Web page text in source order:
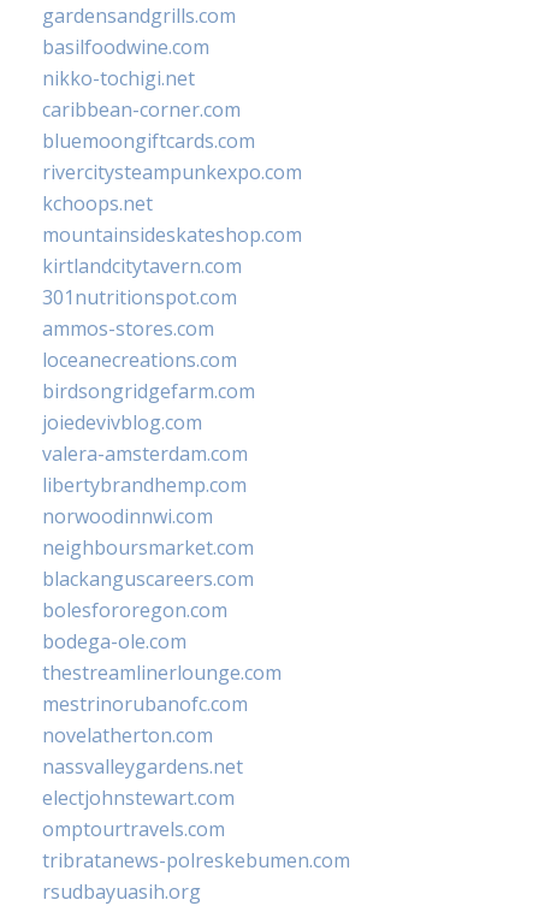
gardensandgrills.com
basilfoodwine.com
nikko-tochigi.net
caribbean-corner.com
bluemoongiftcards.com
rivercitysteampunkexpo.com
kchoops.net
mountainsideskateshop.com
kirtlandcitytavern.com
301nutritionspot.com
ammos-stores.com
loceanecreations.com
birdsongridgefarm.com
joiedevivblog.com
valera-amsterdam.com
libertybrandhemp.com
norwoodinnwi.com
neighboursmarket.com
blackanguscareers.com
bolesfororegon.com
bodega-ole.com
thestreamlinerlounge.com
mestrinorubanofc.com
novelatherton.com
nassvalleygardens.net
electjohnstewart.com
omptourtravels.com
tribratanews-polreskebumen.com
rsudbayuasih.org